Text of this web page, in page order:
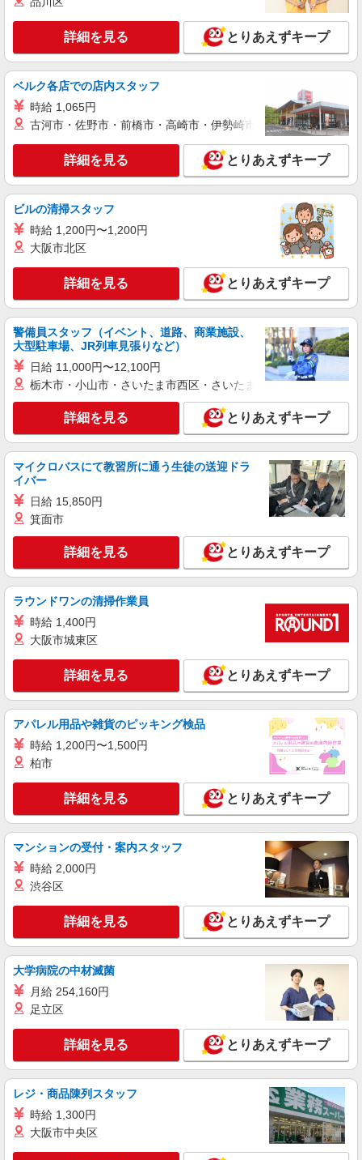
は2026年4月実績。 ※経験・年齢などを考慮し、
加給・優遇いたします。 ・各種手当 役職、通勤、
時間外、家族、目標達成、資格 等
店舗名：マーケットシティ古河店 住所：茨城
県古河市松並2丁目18-10 ※入社時の人員状況によ
り、近隣の他店舗へ配属される可能性がございま
す。 ※入社数年後は、関東全域（茨城県、東京
都、千葉県、埼玉県、神奈川県、栃木県、群馬
県）及び山梨県内での転居を伴う転勤がありま
キープ 詳細を見る
株式会社ケーズホールディングス
接客スタッフ(総合職)
大卒：基本給 260,000円 短大・専門卒：基本
給 240,000円 高卒：基本給 225,000円 ※上記
は2026年4月実績。 ※経験・年齢などを考慮し、
加給・優遇いたします。 ・各種手当 役職、通勤、
時間外、家族、目標達成、資格 等
店舗名：古河中央店 住所：茨城県古河市西牛
谷603-1 ※入社時の人員状況により、近隣の他店
舗へ配属される可能性がございます。 ※入社数年
後は、関東全域（茨城県、東京都、千葉県、埼玉
県、神奈川県、栃木県、群馬県）及び山梨県内で
キープ 詳細を見る
株式会社ケーズホールディングス
【2027年新卒採用】接客・販売スタッフ
【大卒】 基本給 260,000円 【短
大・専門卒】 基本給 240,000円 ※上記は2026
年4月実績。 ・各種手当 役職、通勤、時間外、家
族、目標達成、資格 等
※平
均年収570万円 ※平均勤続年数17年以上
店舗名：マーケットシティ古河店 住所：茨城
県古河市松並2丁目18-10 ※入社後は必ず、通勤圏
内の店舗へ配属 ※入社時の人員状況により、近隣
の他店舗へ配属される可能性がございます。 ※入
社数年後は、関東全域（茨城県、東京都、千葉
県、埼玉県、神奈川県、栃木県、群馬県）及び山
梨県内での転居を伴う転勤があります。
キープ 詳細を見る
正社員
株式会社ケーズホールディングス
【2027年新卒採用】接客・販売スタッフ
【大卒】 基本給 260,000円 【短
年4月実績。 ・各種手当 役職、通勤、時間外、家
族、目標達成、資格 等
※平
均年収570万円 ※平均勤続年数17年以上
店舗名：古河中央店 住所：茨城県古河市西牛
谷603-1 ※入社後は必ず、通勤圏内の店舗へ配属
※入社時の人員状況により、近隣の他店舗へ配属
される可能性がございます。 ※入社数年後は、関
東全域（茨城県、東京都、千葉県、埼玉県、神奈
川県、栃木県、群馬県）及び山梨県内での転居を
キープ
パート
ケーズデンキ 古河中央店
時給1,135円〜1,235円 （勤務時間・日数・曜
日等による） ★年1回、昇給・昇格制度あり・賞
★上記時給はスタート時の時給です。
茨城県古河市西牛谷603-1
詳細を見る
詳細を見る とりあえずキープ
ベルク各店での店内スタッフ
時給 1,065円
古河市・佐野市・前橋市・高崎市・伊勢崎市・太田市・館林市
詳細を見る とりあえずキープ
ビルの清掃スタッフ
時給 1,200円〜1,200円
大阪市北区
詳細を見る とりあえずキープ
警備員スタッフ（イベント、道路、商業施設、
大型駐車場、JR列車見張りなど）
日給 11,000円〜12,100円
栃木市・小山市・さいたま市西区・さいたま市岩槻区・久喜市・
詳細を見る とりあえずキープ
マイクロバスにて教習所に通う生徒の送迎ドラ
イバー
日給 15,850円
箕面市
詳細を見る とりあえずキープ
ラウンドワンの清掃作業員
時給 1,400円
大阪市城東区
詳細を見る とりあえずキープ
アパレル用品や雑貨のピッキング検品
時給 1,200円〜1,500円
柏市
詳細を見る とりあえずキープ
マンションの受付・案内スタッフ
時給 2,000円
渋谷区
詳細を見る とりあえずキープ
大学病院の中材滅菌
月給 254,160円
足立区
詳細を見る とりあえずキープ
レジ・商品陳列スタッフ
時給 1,300円
大阪市中央区